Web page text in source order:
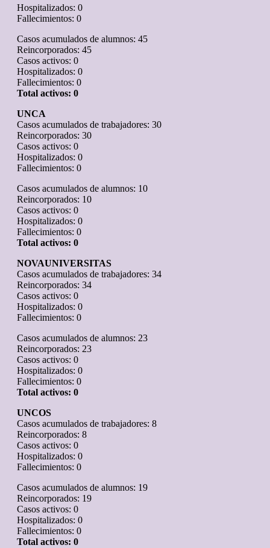
Hospitalizados: 0
Fallecimientos: 0
Casos acumulados de alumnos: 45
Reincorporados: 45
Casos activos: 0
Hospitalizados: 0
Fallecimientos: 0
Total activos: 0
UNCA
Casos acumulados de trabajadores: 30
Reincorporados: 30
Casos activos: 0
Hospitalizados: 0
Fallecimientos: 0
Casos acumulados de alumnos: 10
Reincorporados: 10
Casos activos: 0
Hospitalizados: 0
Fallecimientos: 0
Total activos: 0
NOVAUNIVERSITAS
Casos acumulados de trabajadores: 34
Reincorporados: 34
Casos activos: 0
Hospitalizados: 0
Fallecimientos: 0
Casos acumulados de alumnos: 23
Reincorporados: 23
Casos activos: 0
Hospitalizados: 0
Fallecimientos: 0
Total activos: 0
UNCOS
Casos acumulados de trabajadores: 8
Reincorporados: 8
Casos activos: 0
Hospitalizados: 0
Fallecimientos: 0
Casos acumulados de alumnos: 19
Reincorporados: 19
Casos activos: 0
Hospitalizados: 0
Fallecimientos: 0
Total activos: 0